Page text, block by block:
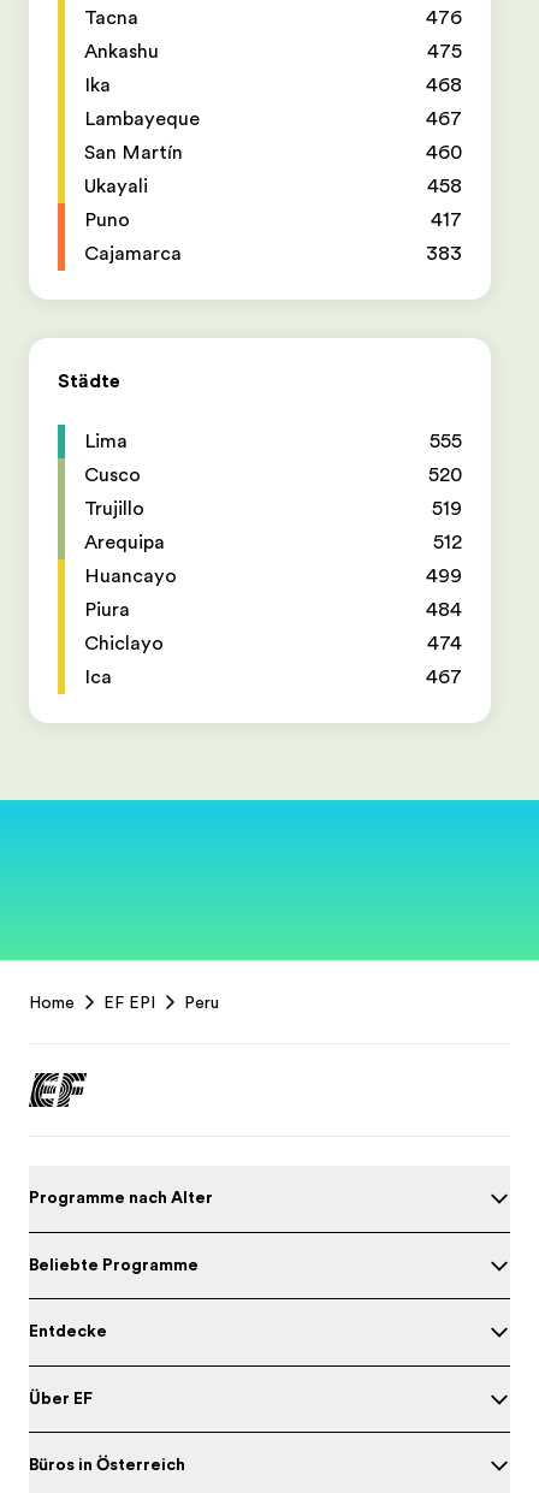
Tacna
476
Ankashu
475
Ika
468
Lambayeque
467
San Martín
460
Ukayali
458
Puno
417
Cajamarca
383
Städte
Lima
555
Cusco
520
Trujillo
519
Arequipa
512
Huancayo
499
Piura
484
Chiclayo
474
Ica
467
Footer
Home EF EPI Peru
Programme nach Alter
Beliebte Programme
Entdecke
Über EF
Büros in Österreich